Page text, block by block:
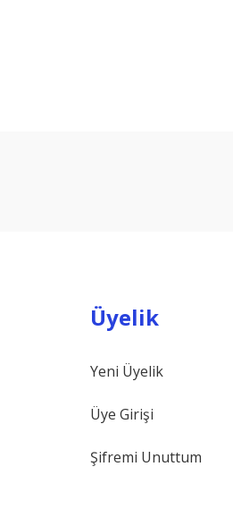
Üyelik
Yeni Üyelik
Üye Girişi
Şifremi Unuttum